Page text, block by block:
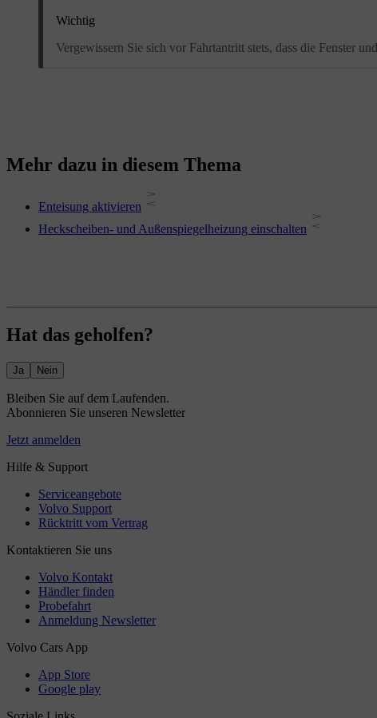
Wichtig
Vergewissern Sie sich vor Fahrtantritt stets, dass die Fenster
Mehr dazu in diesem Thema
Enteisung aktivieren
Heckscheiben- und Außenspiegelheizung einschalten
Hat das geholfen?
Ja Nein